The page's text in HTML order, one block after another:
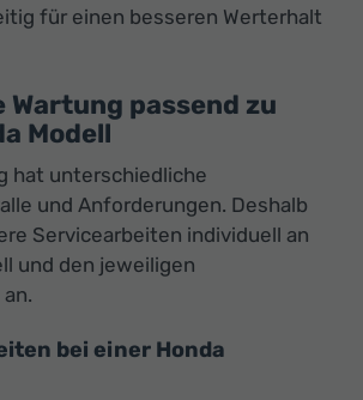
für einen besseren Werterhalt
Wartung passend zu
Modell
hat unterschiedliche
und Anforderungen. Deshalb
Servicearbeiten individuell an
und den jeweiligen
bei einer Honda